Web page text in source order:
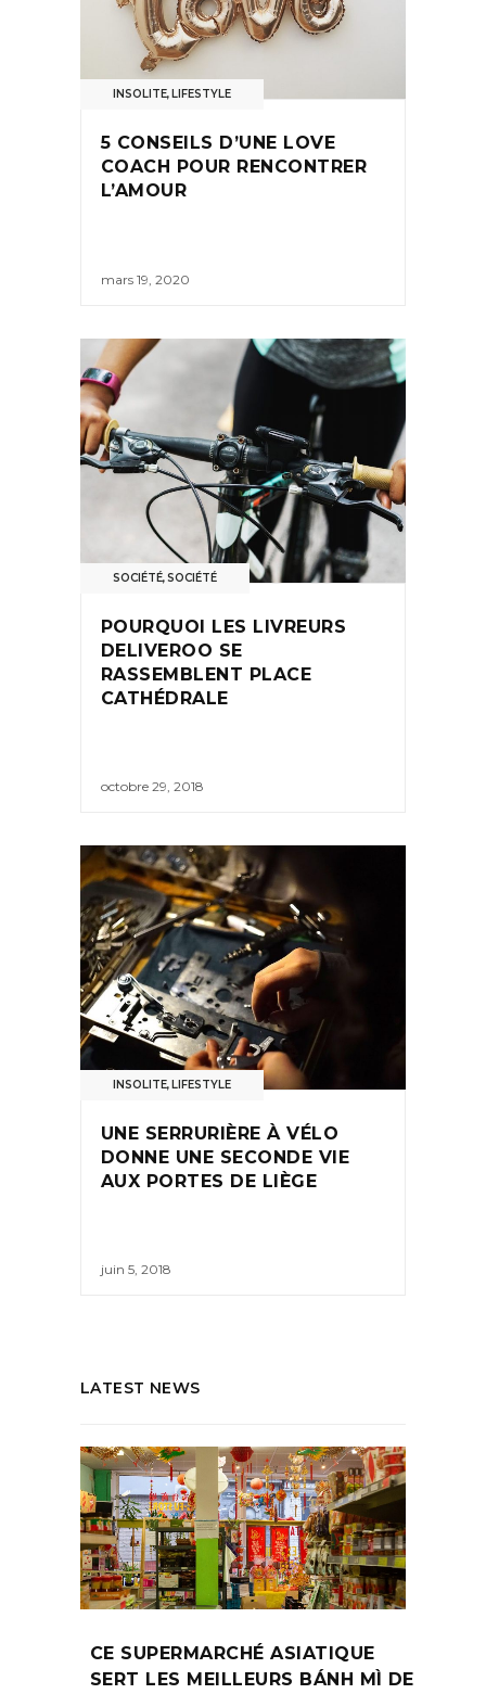
INSOLITE, LIFESTYLE
5 CONSEILS D’UNE LOVE
COACH POUR RENCONTRER
L’AMOUR
mars 19, 2020
SOCIÉTÉ,SOCIÉTÉ
POURQUOI LES LIVREURS
DELIVEROO SE
RASSEMBLENT PLACE
CATHÉDRALE
octobre 29, 2018
INSOLITE,LIFESTYLE
UNE SERRURIÈRE À VÉLO
DONNE UNE SECONDE VIE
AUX PORTES DE LIÈGE
juin 5, 2018
LATEST NEWS
CE SUPERMARCHÉ ASIATIQUE
SERT LES MEILLEURS BÁNH MÌ DE